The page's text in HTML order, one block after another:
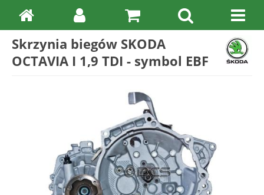
Skrzynia biegów SKODA
OCTAVIA I 1,9 TDI - symbol EBF